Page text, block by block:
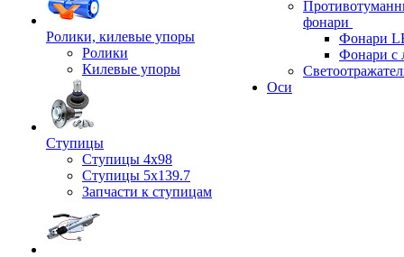
Ролики, килевые упоры
Ролики
Килевые упоры
Ступицы
Ступицы 4x98
Ступицы 5x139.7
Запчасти к ступицам
фонари
Фонари
Фонари с
Оси